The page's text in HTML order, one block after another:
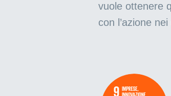
vuole ottenere
con l’azione